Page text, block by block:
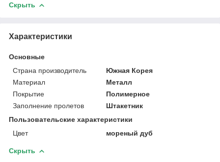
Скрыть
Характеристики
Основные
Страна производитель
Южная Корея
Материал
Металл
Покрытие
Полимерное
Заполнение пролетов
Штакетник
Пользовательские характеристики
Цвет
мореный дуб
Скрыть